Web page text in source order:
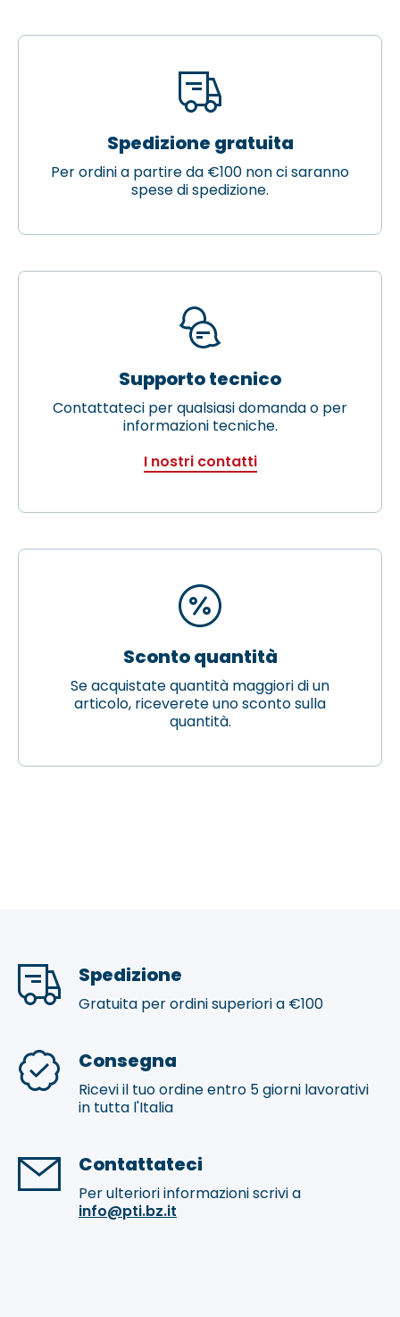
Spedizione gratuita
Per ordini a partire da €100 non ci saranno
spese di spedizione.
Supporto tecnico
Contattateci per qualsiasi domanda o per
informazioni tecniche.
I nostri contatti
Sconto quantità
Se acquistate quantità maggiori di un
articolo, riceverete uno sconto sulla
quantità.
Spedizione
Gratuita per ordini superiori a €100
Consegna
Ricevi il tuo ordine entro 5 giorni lavorativi
in tutta l'Italia
Contattateci
Per ulteriori informazioni scrivi a
info@pti.bz.it